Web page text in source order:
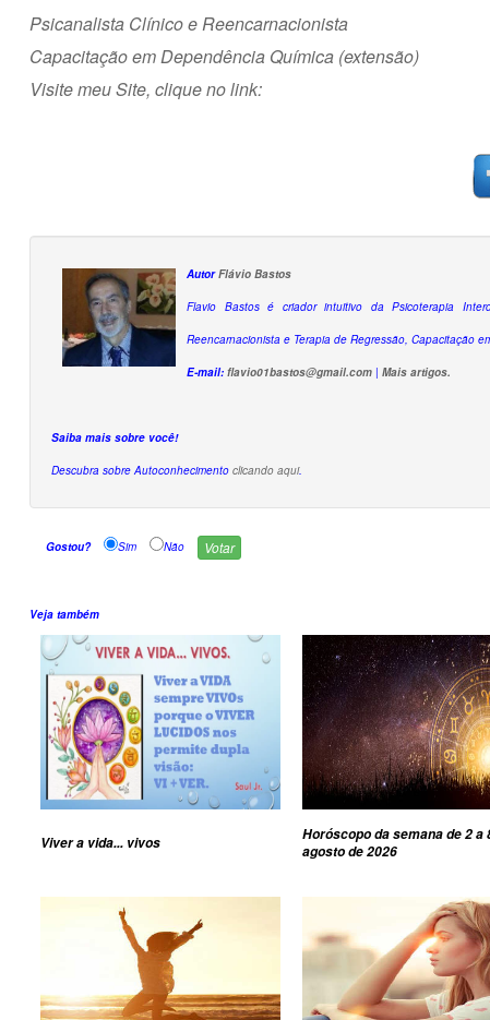
Psicanalista Clínico e Reencarnacionista
Capacitação em Dependência Química (extensão)
Visite meu Site, clique no link:
AutorFlávio Bastos
Flavio Bastos é criador intuitivo da Psicoterapia
Reencarnacionista e Terapia de Regressão, Capacitação
E-mail: flavio01bastos@gmail.com | Mais artigos.
Saiba mais sobre você!
Descubra sobre Autoconhecimento clicando aqui.
Gostou? Sim Não
Veja também
Viver a vida... vivos
Horóscopo da semana de 2 a
agosto de 2026